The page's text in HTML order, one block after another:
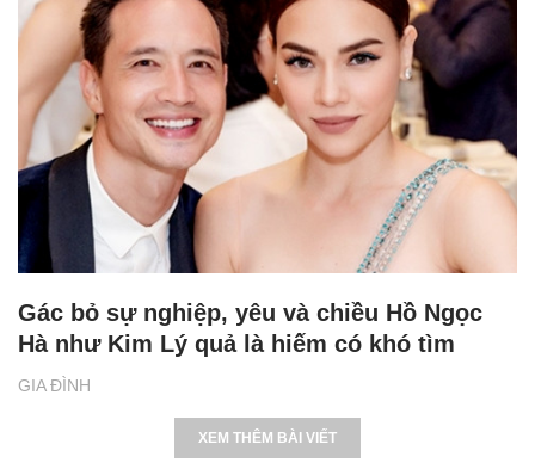
GIA ĐÌNH
Gác bỏ sự nghiệp, yêu và chiều Hồ Ngọc
Hà như Kim Lý quả là hiếm có khó tìm
XEM THÊM BÀI VIẾT